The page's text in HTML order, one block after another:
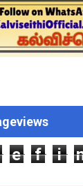
e f i